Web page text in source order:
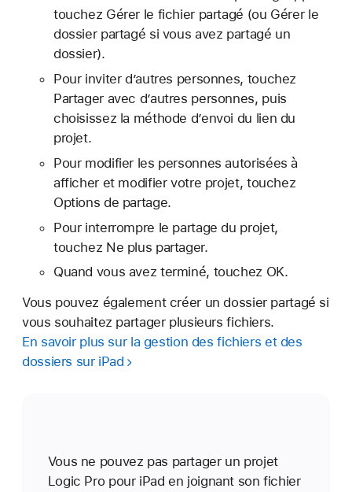
touchez Gérer le fichier partagé (ou Gérer le
dossier partagé si vous avez partagé un
dossier).
Pour inviter d’autres personnes, touchez
Partager avec d’autres personnes, puis
choisissez la méthode d’envoi du lien du
projet.
Pour modifier les personnes autorisées à
afficher et modifier votre projet, touchez
Options de partage.
Pour interrompre le partage du projet,
touchez Ne plus partager.
Quand vous avez terminé, touchez OK.
Vous pouvez également créer un dossier partagé si
vous souhaitez partager plusieurs fichiers.
En savoir plus sur la gestion des fichiers et des
dossiers sur iPad
Vous ne pouvez pas partager un projet
Logic Pro pour iPad en joignant son fichier